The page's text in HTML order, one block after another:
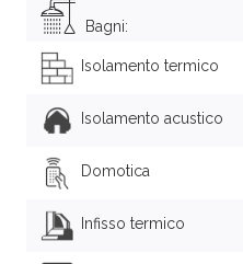
Bagni:
Isolamento termico
Isolamento acustico
Domotica
Infisso termico